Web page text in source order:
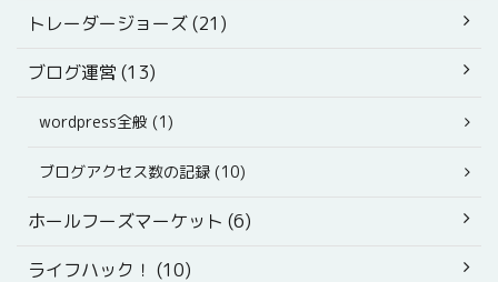
トレーダージョーズ (21)
ブログ運営 (13)
wordpress全般 (1)
ブログアクセス数の記録 (10)
ホールフーズマーケット (6)
ライフハック！ (10)